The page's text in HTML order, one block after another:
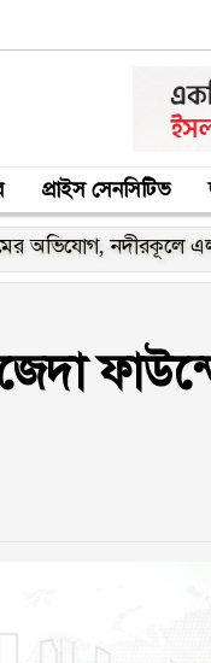
প্রাইস সেনসিটিভ
নদীরকূলে